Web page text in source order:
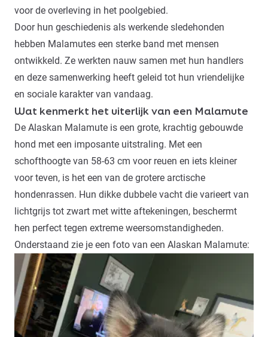
voor de overleving in het poolgebied.
Door hun geschiedenis als werkende sledehonden
hebben Malamutes een sterke band met mensen
ontwikkeld. Ze werkten nauw samen met hun handlers
en deze samenwerking heeft geleid tot hun vriendelijke
en sociale karakter van vandaag.
Wat kenmerkt het uiterlijk van een Malamute
De Alaskan Malamute is een grote, krachtig gebouwde
hond met een imposante uitstraling. Met een
schofthoogte van 58-63 cm voor reuen en iets kleiner
voor teven, is het een van de grotere arctische
hondenrassen. Hun dikke dubbele vacht die varieert van
lichtgrijs tot zwart met witte aftekeningen, beschermt
hen perfect tegen extreme weersomstandigheden.
Onderstaand zie je een foto van een Alaskan Malamute: